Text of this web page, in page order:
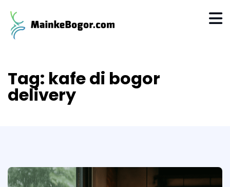
Tag: kafe di bogor
delivery